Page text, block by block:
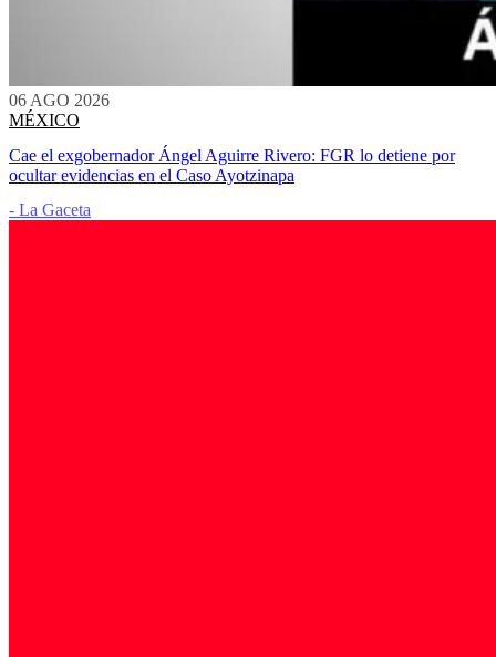
06 AGO 2026
MÉXICO
Cae el exgobernador Ángel Aguirre Rivero: FGR lo detiene por
ocultar evidencias en el Caso Ayotzinapa
- La Gaceta